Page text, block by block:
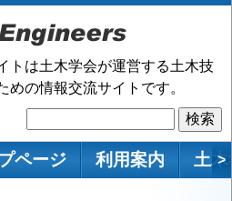
トは土木学会が運営する土木技
めの情報交流サイトです。
索
ページ 利用案内 土 >